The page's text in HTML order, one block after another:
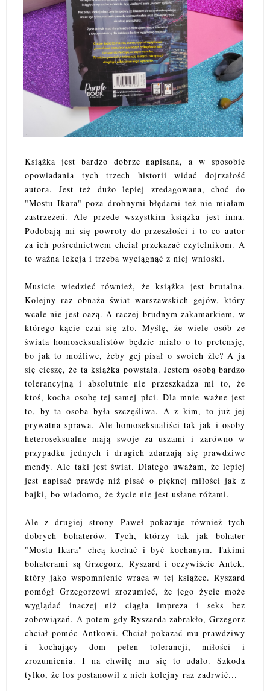
Książka jest bardzo dobrze napisana, a w sposobie
opowiadania tych trzech historii widać dojrzałość
autora. Jest też dużo lepiej zredagowana, choć do
"Mostu Ikara" poza drobnymi błędami też nie miałam
zastrzeżeń. Ale przede wszystkim książka jest inna.
Podobają mi się powroty do przeszłości i to co autor
za ich pośrednictwem chciał przekazać czytelnikom. A
to ważna lekcja i trzeba wyciągnąć z niej wnioski.
Musicie wiedzieć również, że książka jest brutalna.
Kolejny raz obnaża świat warszawskich gejów, który
wcale nie jest oazą. A raczej brudnym zakamarkiem, w
którego kącie czai się zło. Myślę, że wiele osób ze
świata homoseksualistów będzie miało o to pretensję,
bo jak to możliwe, żeby gej pisał o swoich źle? A ja
się cieszę, że ta książka powstała. Jestem osobą bardzo
tolerancyjną i absolutnie nie przeszkadza mi to, że
ktoś, kocha osobę tej samej płci. Dla mnie ważne jest
to, by ta osoba była szczęśliwa. A z kim, to już jej
prywatna sprawa. Ale homoseksualiści tak jak i osoby
heteroseksualne mają swoje za uszami i zarówno w
przypadku jednych i drugich zdarzają się prawdziwe
mendy. Ale taki jest świat. Dlatego uważam, że lepiej
jest napisać prawdę niż pisać o pięknej miłości jak z
bajki, bo wiadomo, że życie nie jest usłane różami.
Ale z drugiej strony Paweł pokazuje również tych
dobrych bohaterów. Tych, którzy tak jak bohater
"Mostu Ikara" chcą kochać i być kochanym. Takimi
bohaterami są Grzegorz, Ryszard i oczywiście Antek,
który jako wspomnienie wraca w tej książce. Ryszard
pomógł Grzegorzowi zrozumieć, że jego życie może
wyglądać inaczej niż ciągła impreza i seks bez
zobowiązań. A potem gdy Ryszarda zabrakło, Grzegorz
chciał pomóc Antkowi. Chciał pokazać mu prawdziwy
i kochający dom pełen tolerancji, miłości i
zrozumienia. I na chwilę mu się to udało. Szkoda
tylko, że los postanowił z nich kolejny raz zadrwić...